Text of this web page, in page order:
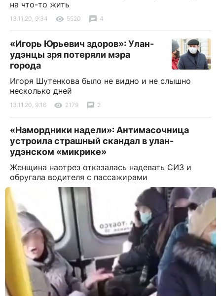
на что-то жить
13.11.20, 9:34 5520 4
«Игорь Юрьевич здоров»: Улан-
удэнцы зря потеряли мэра
города
Игоря Шутенкова было не видно и не слышно
несколько дней
13.11.20, 9:16 2179 2
«Намордники надели»: Антимасочница
устроила страшный скандал в улан-
удэнском «микрике»
Женщина наотрез отказалась надевать СИЗ и
обругала водителя с пассажирами